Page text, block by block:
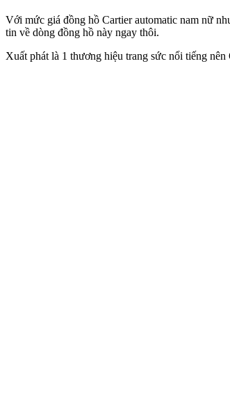
Với mức giá đồng hồ Cartier automatic nam nữ
tin về dòng đồng hồ này ngay thôi.
Xuất phát là 1 thương hiệu trang sức nổi tiếng